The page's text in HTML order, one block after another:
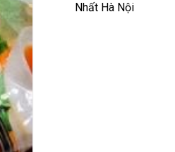
Nhất Hà Nội